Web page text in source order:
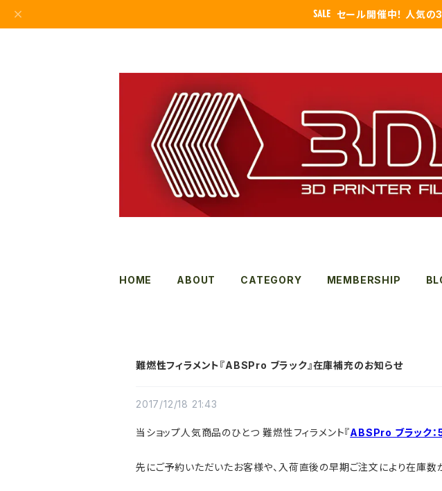
セール開催中！ 人気
HOME ABOUT CATEGORY MEMBERSHIP
難燃性フィラメント『ABSPro ブラック』在庫補充のお知らせ
2017/12/18 21:43
当ショップ人気商品のひとつ 難燃性フィラメント『ABSPro ブラック
先にご予約いただいたお客様や、入荷直後の早期ご注文により在庫数